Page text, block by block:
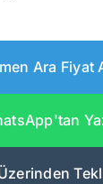
Ara Fiyat